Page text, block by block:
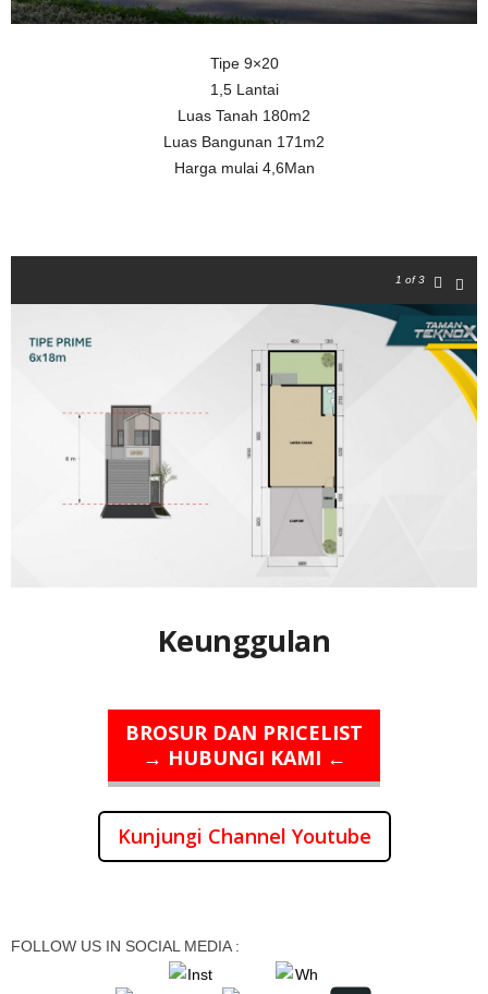
Tipe 9×20
1,5 Lantai
Luas Tanah 180m2
Luas Bangunan 171m2
Harga mulai 4,6Man
1 of 3
Keunggulan
BROSUR DAN PRICELIST
→ HUBUNGI KAMI ←
Kunjungi Channel Youtube
FOLLOW US IN SOCIAL MEDIA :